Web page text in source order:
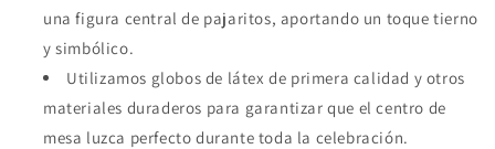
una figura central de pajaritos, aportando un toque tierno
y simbólico.
Utilizamos globos de látex de primera calidad y otros
materiales duraderos para garantizar que el centro de
mesa luzca perfecto durante toda la celebración.